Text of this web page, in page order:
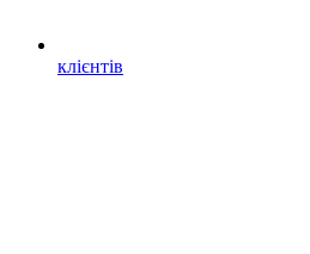
клієнтів